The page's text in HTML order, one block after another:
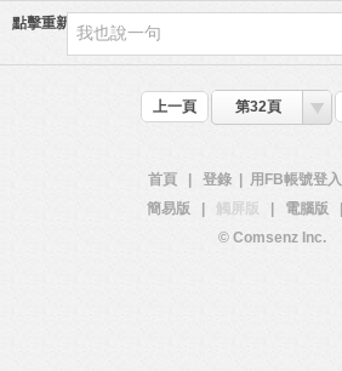
點擊重新加載
上一頁 第32頁
首頁 登錄 用FB帳號登入
簡易版
觸屏版 電腦版
© Comsenz Inc.